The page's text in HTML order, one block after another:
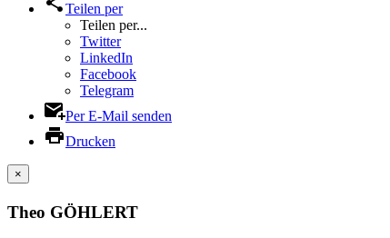
Teilen per
Teilen per...
Twitter
LinkedIn
Facebook
Telegram
Per E-Mail senden
Drucken
×
Theo GÖHLERT